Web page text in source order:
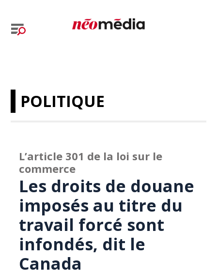
POLITIQUE
L’article 301 de la loi sur le
commerce
Les droits de douane
imposés au titre du
travail forcé sont
infondés, dit le
Canada